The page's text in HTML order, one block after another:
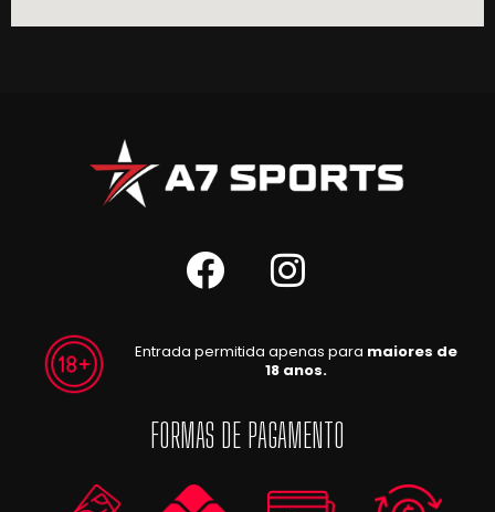
Entrada permitida apenas para maiores de
18 anos.
FORMAS DE PAGAMENTO